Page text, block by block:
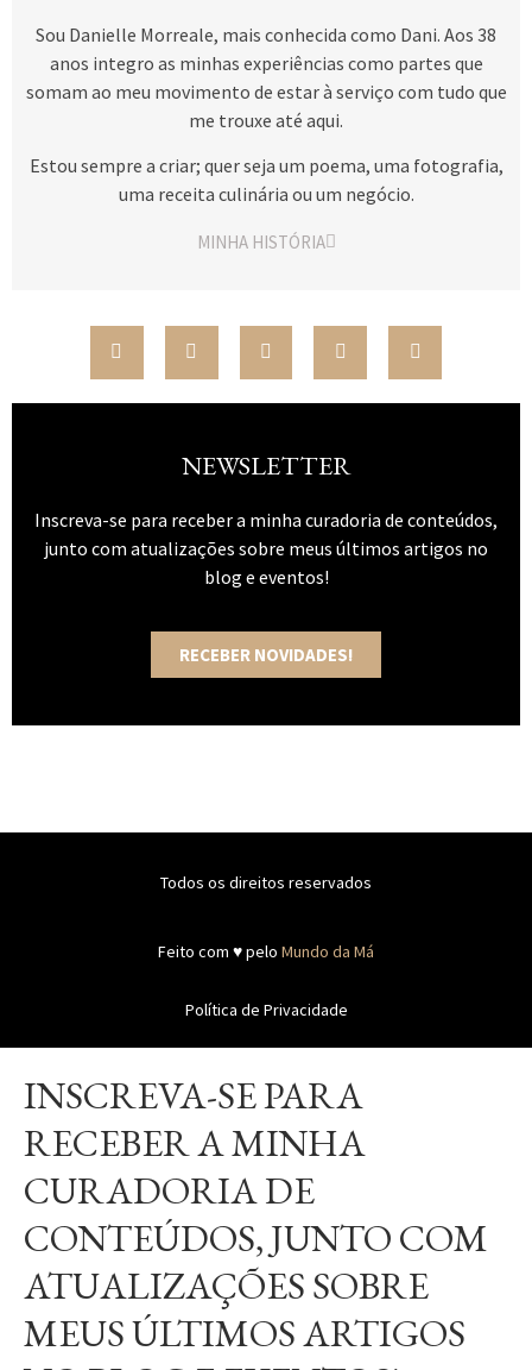
Sou Danielle Morreale, mais conhecida como Dani. Aos 38
anos integro as minhas experiências como partes que
somam ao meu movimento de estar à serviço com tudo que
me trouxe até aqui.
Estou sempre a criar; quer seja um poema, uma fotografia,
uma receita culinária ou um negócio.
MINHA HISTÓRIA
NEWSLETTER
Inscreva-se para receber a minha curadoria de conteúdos,
junto com atualizações sobre meus últimos artigos no
blog e eventos!
RECEBER NOVIDADES!
Todos os direitos reservados
Feito com ♥ pelo Mundo da Má
Política de Privacidade
INSCREVA-SE PARA
RECEBER A MINHA
CURADORIA DE
CONTEÚDOS, JUNTO COM
ATUALIZAÇÕES SOBRE
MEUS ÚLTIMOS ARTIGOS